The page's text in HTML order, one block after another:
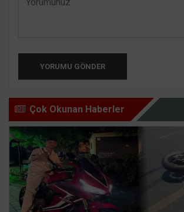
YORUMU GÖNDER
Çok Okunan Haberler